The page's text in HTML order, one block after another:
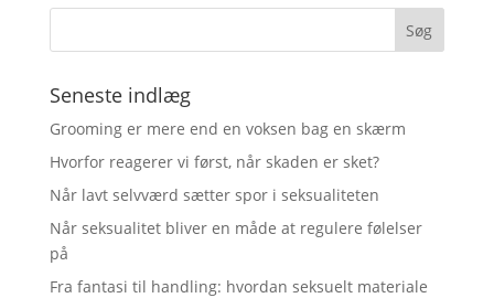
Seneste indlæg
Grooming er mere end en voksen bag en skærm
Hvorfor reagerer vi først, når skaden er sket?
Når lavt selvværd sætter spor i seksualiteten
Når seksualitet bliver en måde at regulere følelser
på
Fra fantasi til handling: hvordan seksuelt materiale